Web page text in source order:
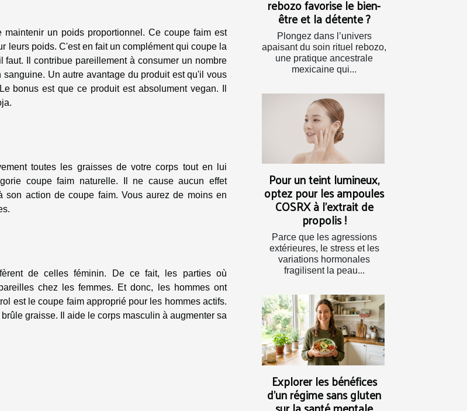
un poids proportionnel. Ce coupe faim est
leurs poids. C'est en fait un complément qui coupe la
Il contribue pareillement à consumer un nombre
Un autre avantage du produit est qu'il vous
bonus est que ce produit est absolument vegan. Il
toutes les graisses de votre corps tout en lui
coupe faim naturelle. Il ne cause aucun effet
action de coupe faim. Vous aurez de moins en
de celles féminin. De ce fait, les parties où
chez les femmes. Et donc, les hommes ont
est le coupe faim approprié pour les hommes actifs.
graisse. Il aide le corps masculin à augmenter sa
rebozo favorise le bien-
être et la détente ?
Plongez dans l’univers
apaisant du soin rituel rebozo,
une pratique ancestrale
mexicaine qui...
Pour un teint lumineux,
optez pour les ampoules
COSRX à l’extrait de
propolis !
Parce que les agressions
extérieures, le stress et les
variations hormonales
fragilisent la peau...
Explorer les bénéfices
d'un régime sans gluten